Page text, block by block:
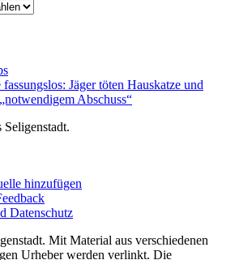
Jäger töten Hauskatze und
Abschuss“
Seligenstadt.
hinzufügen
Datenschutz
Mit Material aus verschiedenen
Urheber werden verlinkt. Die